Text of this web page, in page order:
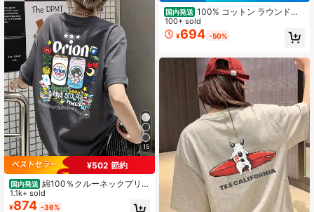
15
¥502 節約
国内発送 綿100％クルーネックプリン
ト半袖Tシャツ、女性用新作夏服、ス
タイリッシュなゆったりカジュアル
1.1k+ sold
¥874 -36%
国内発送 100% コットン ラウンドネ
ック半袖 T シャツ、夏服レディース
ロゴプリント おしゃれゆったりカジ
ュアルトップス
100+ sold
¥694 -50%